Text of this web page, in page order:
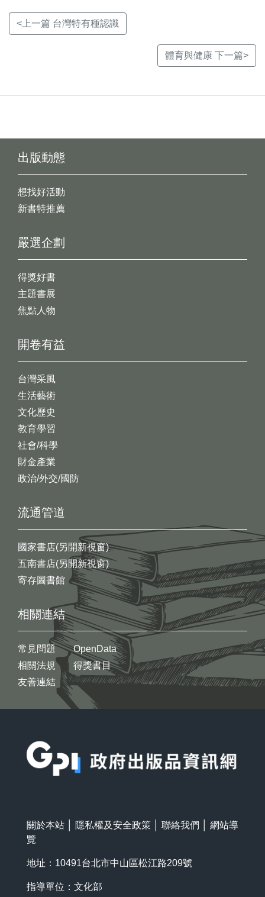
<上一篇 台灣特有種認識
體育與健康 下一篇>
出版動態
想找好活動
新書特推薦
開卷有益
台灣采風
生活藝術
文化歷史
教育學習
社會/科學
財金產業
政治/外交/國防
嚴選企劃
得獎好書
主題書展
焦點人物
流通管道
國家書店(另開新視窗)
五南書店(另開新視窗)
寄存圖書館
相關連結
常見問題
相關法規
友善連結
OpenData
得獎書目
關於本站 隱私權及安全政策 聯絡我們
網站導
覽
地址：10491台北市中山區松江路209號
指導單位：文化部